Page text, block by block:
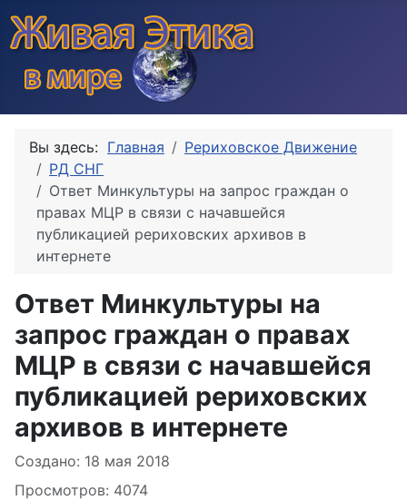
Вы здесь: Главная
Рериховское Движение
РД СНГ
Ответ Минкультуры на запрос граждан о
правах МЦР в связи с начавшейся
публикацией рериховских архивов в
интернете
Ответ Минкультуры на
запрос граждан о правах
МЦР в связи с начавшейся
публикацией рериховских
архивов в интернете
Информация о материале
Создано: 18 мая 2018
Просмотров: 4074